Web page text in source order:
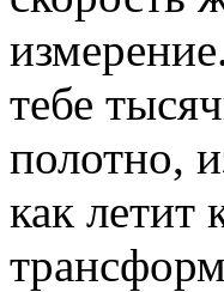
тебе
полотно,
как летит